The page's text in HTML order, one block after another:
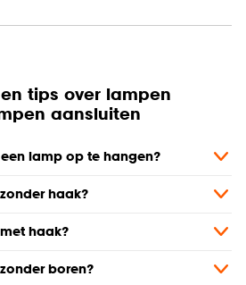
tips over lampen
aansluiten
lamp op te hangen?
haak?
haak?
boren?